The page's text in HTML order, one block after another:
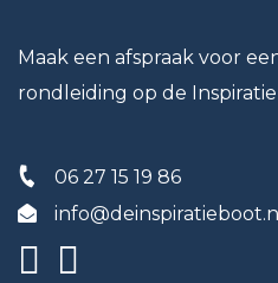
Maak een afspraak voor
rondleiding op de
06 27 15 19 86
info@deinspiratieboot.nl